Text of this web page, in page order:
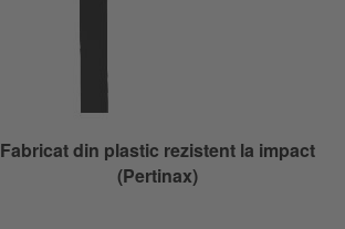
Fabricat din plastic rezistent la impact
(Pertinax)